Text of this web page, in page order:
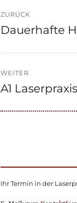
ZURÜCK
Vorheriger
Dauerhafte
WEITER
Nächster
A1
Ihr Termin in der